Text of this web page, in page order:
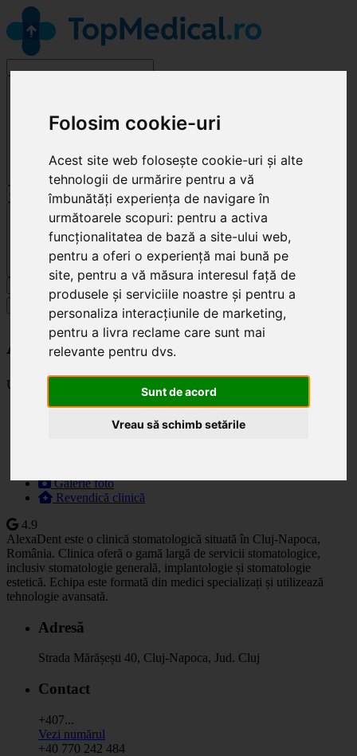
Folosim cookie-uri
Acest site web folosește cookie-uri și alte
tehnologii de urmărire pentru a vă
îmbunătăți experiența de navigare în
următoarele scopuri: pentru a activa
funcționalitatea de bază a site-ului web,
pentru a oferi o experiență mai bună pe
site, pentru a vă măsura interesul față de
produsele și serviciile noastre și pentru a
personaliza interacțiunile de marketing,
pentru a livra reclame care sunt mai
relevante pentru dvs.
Sunt de acord
Vreau să schimb setările
Specialități
AlexaDent
Ultima actualizare: 01.07.2025
Descriere
Galerie foto
Revendică clinică
4.9
AlexaDent este o clinică stomatologică situată în Cluj-Napoca,
România. Clinica oferă o gamă largă de servicii stomatologice,
inclusiv stomatologie generală, implantologie și stomatologie
estetică. Echipa este formată din medici specializați și utilizează
tehnologie avansată.
Adresă
Strada Mărășești 40, Cluj-Napoca, Jud. Cluj
Contact
+407...
Vezi numărul
+40 770 242 484